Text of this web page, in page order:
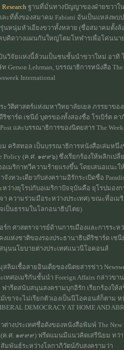
ฐานที่มั่นทางปัญญาของฝ่ายขวาใ
ละที่ตั้งของสมาคม Fabiani อันเป็นแหล่ง
หนุ่มหัวเอียงขวาทั้งหลาย (ชื่อสมาคมตั้งล้
บคิดวางแผนกันใหญ่โตมโหฬารเพื่อโค่นนา
วิจัยแห่งนี้ล้วนเป็นชนชั้นนำขวาใหม่ อาทิ โ
Lehrman, บรรณาธิการหนังสือ The
International
ะวัติศาสตร์แห่งมหาวิทยาลัยเยล ภรรยาข
ชาร์ด เชนีย์ บุตรของทั้งสองชื่อ โรเบิร์ต ค
และบรรณาธิการของนิตยสาร The
คริสทอล เป็นบรรณาธิการหนังสือเล่มหนึ่งชื่
Policy (ค.ศ. ๑๙๙๖) ซึ่งเรียกร้องให้พลิกเ
เมริกาทวีความร้ายแรงขึ้น โดยเสนอแนะ
หวะเดียวกับสงครามอิรักระเบิดชื่อ
หว่างยุโรปกับอเมริกาปัจจุบันคือ ยุโรปมอ
า ความร่วมมือระหว่างประเทศ) ขณะที่อเ
ป็นธรรมในโลกอนาธิปไตย)
ก ศาสตราจารย์ด้านการเมืองและการระ
ห่งชาติของรองประธานาธิบดีริชาร์ด เชนี
นุนนโยบายต่างประเทศแนวนีโอคอนส์
ลิมเชื้อสายอินเดียของนิตยสารข่าว
เทศอเมริกันชั้นนำ Foreign Affairs กล่าว
ฟารีดสนับสนุนสงครามบุกอิรัก เรียกร้องให้
ขาจะไม่เรียกตัวเองเป็นนีโอคอนส์ก็ตาม
DEMOCRACY AT HOME AND
างประเทศชื่อดังของหนังสือพิมพ์ The
(ค.ศ. ๑๙๙๙) ฟรีดแมนมีแนวคิดเสรีนิยม ท
มพันธ์ระหว่างโลกาภิวัตน์กับสงครามว่า